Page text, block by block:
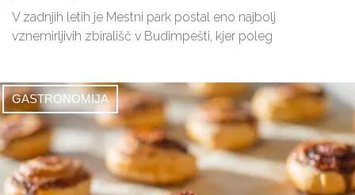
V zadnjih letih je Mestni park postal eno najbolj
vznemirljivih zbirališč v Budimpešti, kjer poleg
GASTRONOMIJA